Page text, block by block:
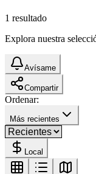
1 resultado
Explora nuestra
Avísame
Compartir
Ordenar:
Más recientes
Local